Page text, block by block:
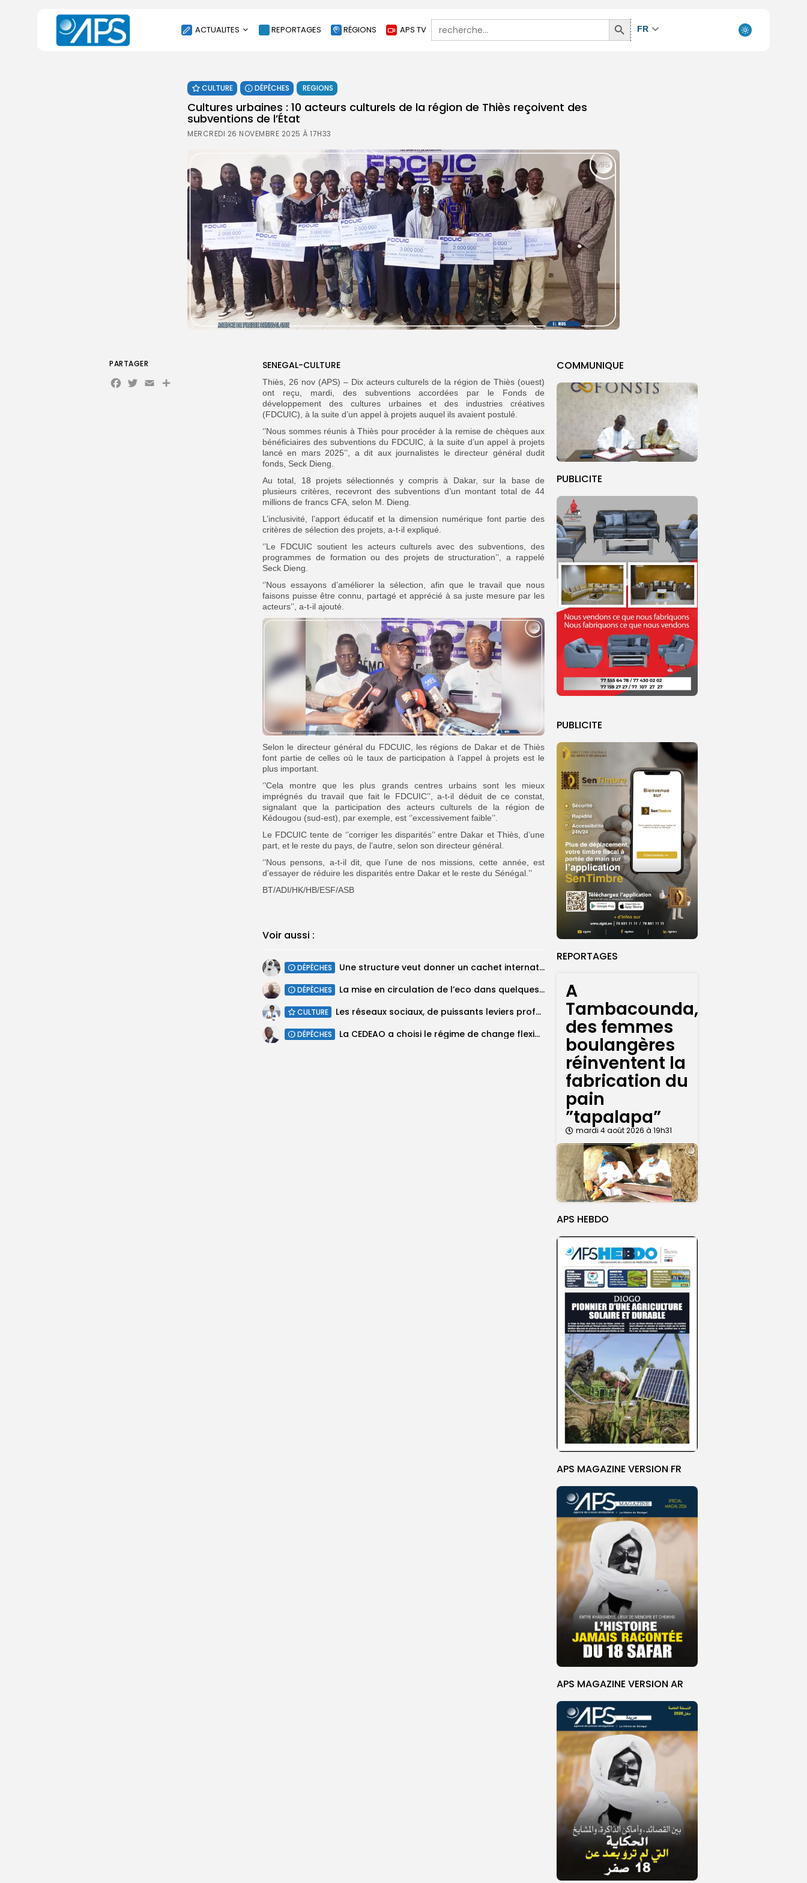
ACTUALITES
SOCIÉTÉ
ÉCONOMIE
CULTURE
ENVIRONNEMENT
INTERNATIONAL
AGENDA
SANTE
REPORTAGES RÉGIONS APS TV
Search
for:
Search
Button
FR
CULTURE DÉPÊCHES REGIONS
Cultures urbaines : 10 acteurs culturels de la région de Thiès reçoivent des
subventions de l’État
MERCREDI 26 NOVEMBRE 2025 À 17H33
COMMUNIQUE
PUBLICITE
PUBLICITE
REPORTAGES
A
Tambacounda,
des femmes
boulangères
réinventent la
fabrication du
pain
”tapalapa”
mardi 4 août 2026 à 19h31
APS HEBDO
APS MAGAZINE VERSION FR
APS MAGAZINE VERSION AR
SENEGAL-CULTURE
Thiès, 26 nov (APS) – Dix acteurs culturels de la région de Thiès (ouest)
ont reçu, mardi, des subventions accordées par le Fonds de
développement des cultures urbaines et des industries créatives
(FDCUIC), à la suite d’un appel à projets auquel ils avaient postulé.
‘’Nous sommes réunis à Thiès pour procéder à la remise de chèques aux
bénéficiaires des subventions du FDCUIC, à la suite d’un appel à projets
lancé en mars 2025’’, a dit aux journalistes le directeur général dudit
fonds, Seck Dieng.
Au total, 18 projets sélectionnés y compris à Dakar, sur la base de
plusieurs critères, recevront des subventions d’un montant total de 44
millions de francs CFA, selon M. Dieng.
L’inclusivité, l’apport éducatif et la dimension numérique font partie des
critères de sélection des projets, a-t-il expliqué.
‘’Le FDCUIC soutient les acteurs culturels avec des subventions, des
programmes de formation ou des projets de structuration’’, a rappelé
Seck Dieng.
‘’Nous essayons d’améliorer la sélection, afin que le travail que nous
faisons puisse être connu, partagé et apprécié à sa juste mesure par les
acteurs’’, a-t-il ajouté.
Selon le directeur général du FDCUIC, les régions de Dakar et de Thiès
font partie de celles où le taux de participation à l’appel à projets est le
plus important.
‘’Cela montre que les plus grands centres urbains sont les mieux
imprégnés du travail que fait le FDCUIC’’, a-t-il déduit de ce constat,
signalant que la participation des acteurs culturels de la région de
Kédougou (sud-est), par exemple, est ‘’excessivement faible’’.
Le FDCUIC tente de ‘’corriger les disparités’’ entre Dakar et Thiès, d’une
part, et le reste du pays, de l’autre, selon son directeur général.
‘’Nous pensons, a-t-il dit, que l’une de nos missions, cette année, est
d’essayer de réduire les disparités entre Dakar et le reste du Sénégal.’’
BT/ADI/HK/HB/ESF/ASB
Voir aussi :
DÉPÊCHES Une structure veut donner un cachet international au centenaire du décès de...
DÉPÊCHES La mise en circulation de l’eco dans quelques pays de la CEDEAO...
CULTURE Les réseaux sociaux, de puissants leviers professionnels sans système local de monétisation des...
DÉPÊCHES La CEDEAO a choisi le régime de change flexible pour l’eco, sa...
PARTAGER
Facebook
Twitter
EmailPartager